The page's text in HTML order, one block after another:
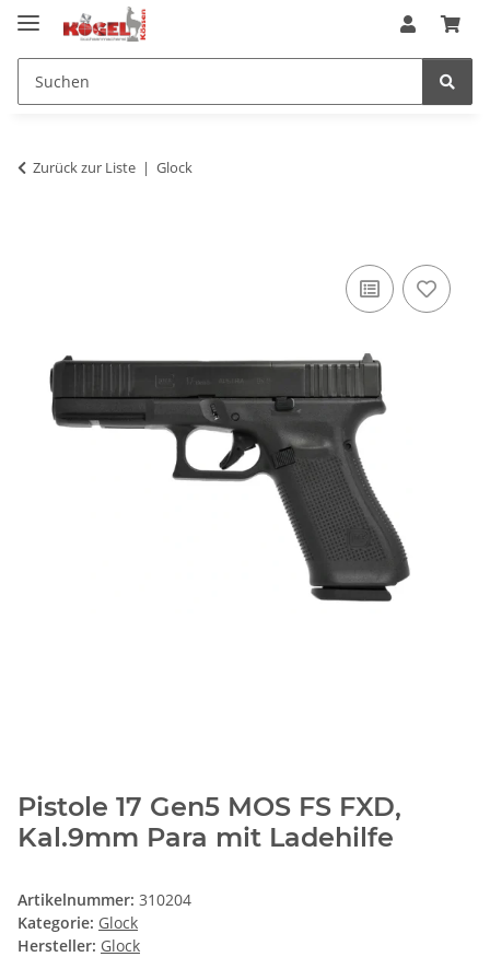
Zurück zur Liste Glock
Pistole 17 Gen5 MOS FS FXD,
Kal.9mm Para mit Ladehilfe
Artikelnummer: 310204
Kategorie: Glock
Hersteller: Glock